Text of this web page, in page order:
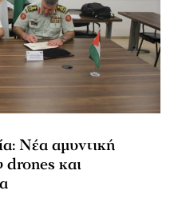
Νέα αμυντική
drones και